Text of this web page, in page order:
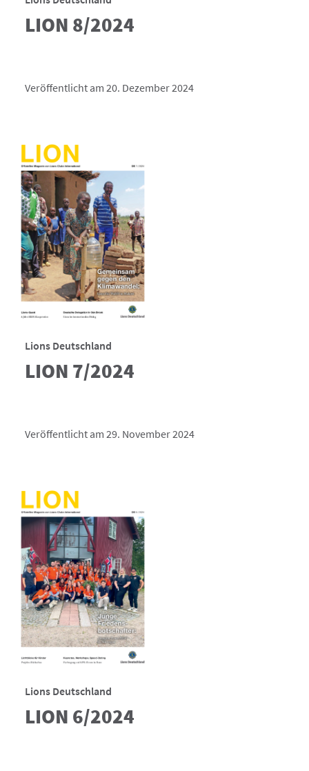
LION 8/2024
Veröffentlicht am 20. Dezember 2024
Lions Deutschland
LION 7/2024
Veröffentlicht am 29. November 2024
Lions Deutschland
LION 6/2024